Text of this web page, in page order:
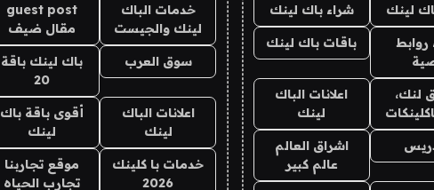
لينك شراء باك لينك
روابط
باقات باك لينك
لنك،
اعلانات الباك
لينك
اشراق العالم
عالم كبير
خدمات الباك
لينك والجيست
guest post
مقال ضيف
سوق العرب
باك لينك باقة
20
اعلانات الباك
لينك
أقوى باقة باك
لينك
خدمات با كلينك
2026
موقع تجاربنا
تجارب الحياه